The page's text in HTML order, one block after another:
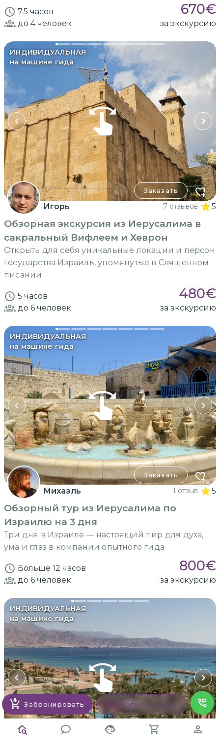
7.5 часов 670€
до 4человек за экскурсию
ИНДИВИДУАЛЬНАЯ
на машине гида
Заказать
Игорь 7 отзывов 5
Обзорная экскурсия из Иерусалима в
сакральный Вифлеем и Хеврон
Открыть для себя уникальные локации и персон
государства Израиль, упомянутые в Священном
писании
5 часов 480€
до 6 человек за экскурсию
ИНДИВИДУАЛЬНАЯ
на машине гида
Заказать
Михаэль 1 отзыв 5
Обзорный тур из Иерусалима по
Израилю на 3 дня
Три дня в Израиле — настоящий пир для духа,
ума и глаз в компании опытного гида
Больше 12 часов 800€
до 6 человек за экскурсию
ИНДИВИДУАЛЬНАЯ
на машине гида
Забронировать Написать гиду